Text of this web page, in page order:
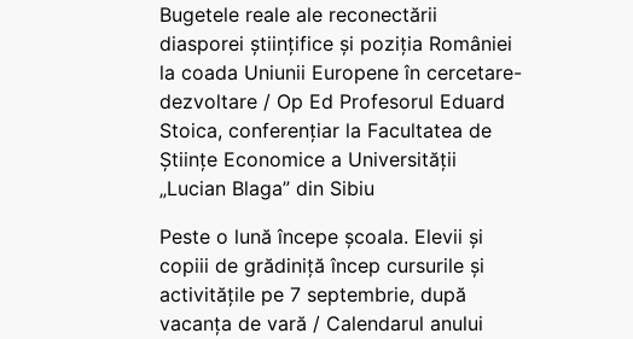
Bugetele reale ale reconectării
diasporei științifice și poziția României
la coada Uniunii Europene în cercetare-
dezvoltare / Op Ed Profesorul Eduard
Stoica, conferențiar la Facultatea de
Științe Economice a Universității
„Lucian Blaga” din Sibiu
Peste o lună începe școala. Elevii și
copiii de grădiniță încep cursurile și
activitățile pe 7 septembrie, după
vacanța de vară / Calendarul anului